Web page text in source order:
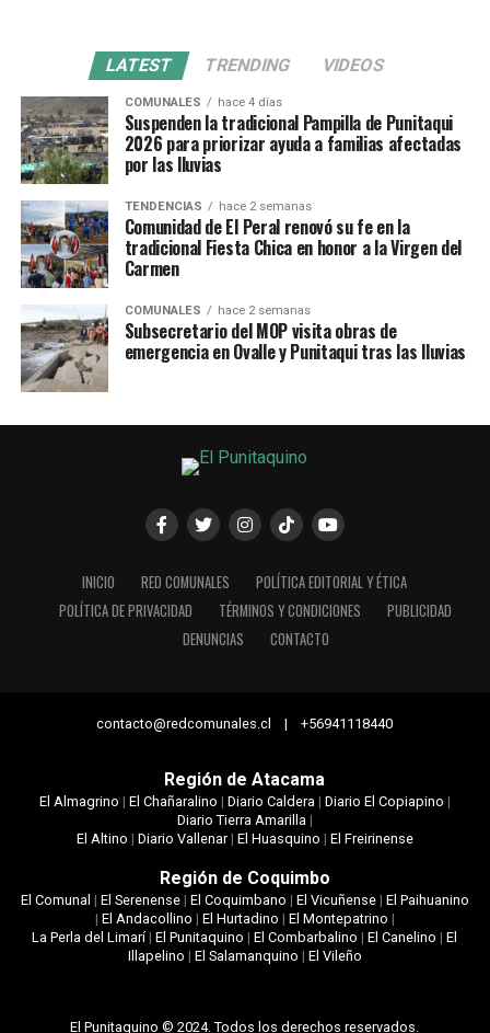
LATEST TRENDING VIDEOS
COMUNALES hace 4 días
Suspenden la tradicional Pampilla de Punitaqui
2026 para priorizar ayuda a familias afectadas
por las lluvias
TENDENCIAS hace 2 semanas
Comunidad de El Peral renovó su fe en la
tradicional Fiesta Chica en honor a la Virgen del
Carmen
COMUNALES hace 2 semanas
Subsecretario del MOP visita obras de
emergencia en Ovalle y Punitaqui tras las lluvias
INICIO RED COMUNALES
POLÍTICA EDITORIAL Y ÉTICA
POLÍTICA DE PRIVACIDAD
TÉRMINOS Y CONDICIONES
PUBLICIDAD
DENUNCIAS
CONTACTO
contacto@redcomunales.cl | +56941118440
Región de Atacama
El Almagrino | El Chañaralino | Diario Caldera| Diario El Copiapino |
Diario Tierra Amarilla|
El Altino | Diario Vallenar| El Huasquino | El Freirinense
Región de Coquimbo
El Comunal | El Serenense| El Coquimbano | El Vicuñense| El Paihuanino
| El Andacollino | El Hurtadino | El Montepatrino |
La Perla del Limarí|El Punitaquino |El Combarbalino |El Canelino |El
Illapelino | El Salamanquino | El Vileño
El Punitaquino © 2024. Todos los derechos reservados.